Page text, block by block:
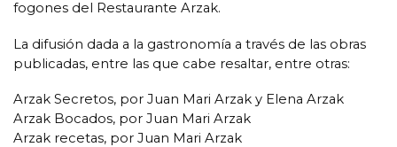
fogones del Restaurante Arzak.
La difusión dada a la gastronomía a través de las obras
publicadas, entre las que cabe resaltar, entre otras:
Arzak Secretos, por Juan Mari Arzak y Elena Arzak
Arzak Bocados, por Juan Mari Arzak
Arzak recetas, por Juan Mari Arzak